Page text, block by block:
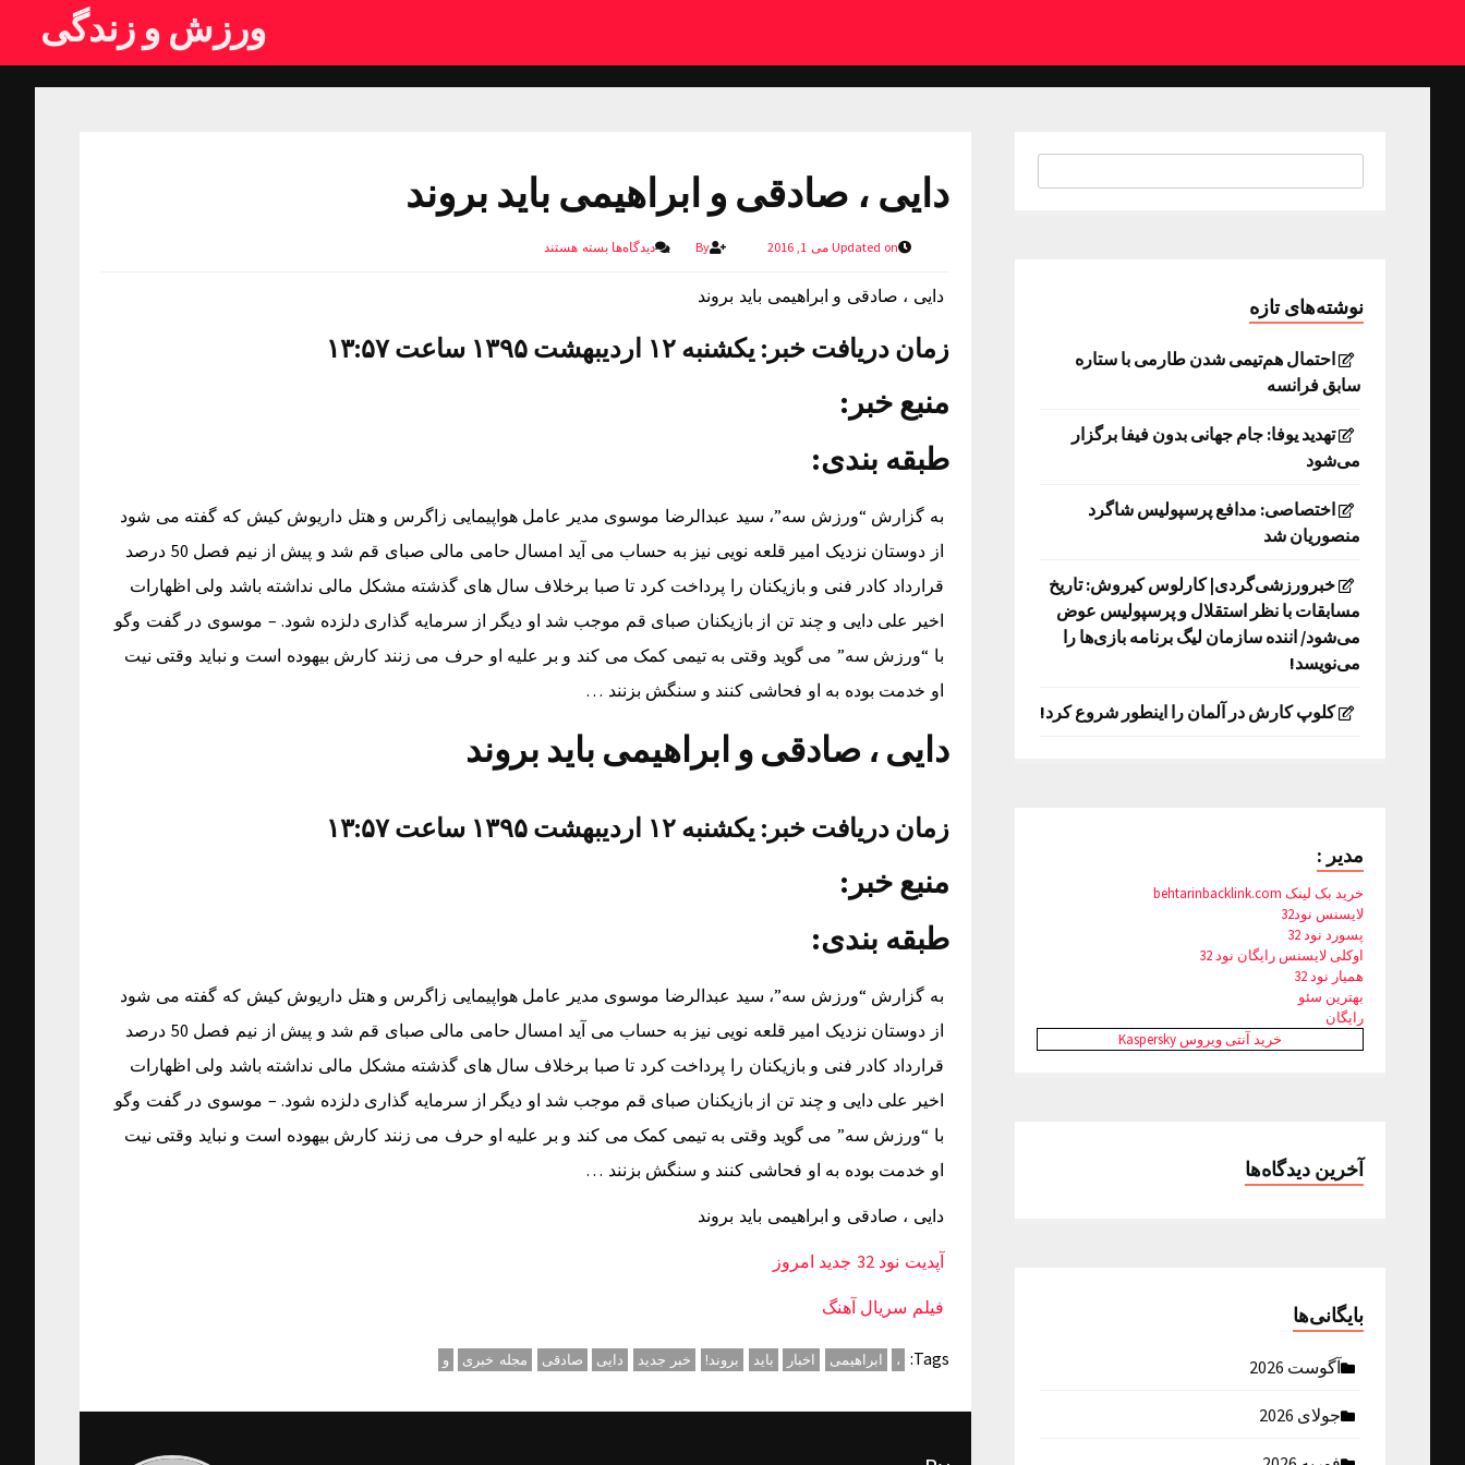
ورزش و زندگی
دایی ، صادقی و ابراهیمی باید بروند
Updated on می 1, 2016 By دیدگاه‌هابسته هستند
دایی ، صادقی و ابراهیمی باید بروند
زمان دریافت خبر: یکشنبه ۱۲ اردیبهشت ۱۳۹۵ ساعت ۱۳:۵۷
منبع خبر:
طبقه بندی:
به گزارش “ورزش سه”، سید عبدالرضا موسوی مدیر عامل هواپیمایی زاگرس و هتل داریوش کیش که گفته می شود
از دوستان نزدیک امیر قلعه نویی نیز به حساب می آید امسال حامی مالی صبای قم شد و پیش از نیم فصل 50 درصد
قرارداد کادر فنی و بازیکنان را پرداخت کرد تا صبا برخلاف سال های گذشته مشکل مالی نداشته باشد ولی اظهارات
اخیر علی دایی و چند تن از بازیکنان صبای قم موجب شد او دیگر از سرمایه گذاری دلزده شود. – موسوی در گفت وگو
با “ورزش سه” می گوید وقتی به تیمی کمک می کند و بر علیه او حرف می زنند کارش بیهوده است و نباید وقتی نیت
او خدمت بوده به او فحاشی کنند و سنگش بزنند …
دایی ، صادقی و ابراهیمی باید بروند
زمان دریافت خبر: یکشنبه ۱۲ اردیبهشت ۱۳۹۵ ساعت ۱۳:۵۷
منبع خبر:
طبقه بندی:
به گزارش “ورزش سه”، سید عبدالرضا موسوی مدیر عامل هواپیمایی زاگرس و هتل داریوش کیش که گفته می شود
از دوستان نزدیک امیر قلعه نویی نیز به حساب می آید امسال حامی مالی صبای قم شد و پیش از نیم فصل 50 درصد
قرارداد کادر فنی و بازیکنان را پرداخت کرد تا صبا برخلاف سال های گذشته مشکل مالی نداشته باشد ولی اظهارات
اخیر علی دایی و چند تن از بازیکنان صبای قم موجب شد او دیگر از سرمایه گذاری دلزده شود. – موسوی در گفت وگو
با “ورزش سه” می گوید وقتی به تیمی کمک می کند و بر علیه او حرف می زنند کارش بیهوده است و نباید وقتی نیت
او خدمت بوده به او فحاشی کنند و سنگش بزنند …
دایی ، صادقی و ابراهیمی باید بروند
آپدیت نود 32 جدید امروز
فیلم سریال آهنگ
Tags: ، ابراهیمی اخبار باید بروند! خبر جدید دایی صادقی مجله خبری و
نوشته‌های تازه
احتمال هم‌تیمی شدن طارمی با ستاره
سابق فرانسه
تهدید یوفا: جام جهانی بدون فیفا برگزار
می‌شود
اختصاصی: مدافع پرسپولیس شاگرد
منصوریان شد
خبرورزشی‌گردی| کارلوس کیروش: تاریخ
مسابقات با نظر استقلال و پرسپولیس عوض
می‌شود/ اننده سازمان لیگ برنامه بازی‌ها را
می‌نویسد!
کلوپ کارش در آلمان را اینطور شروع کرد!
مدیر :
خرید بک لینک behtarinbacklink.com
لایسنس نود32
پسورد نود 32
اوکلی لایسنس رایگان نود 32
همیار نود 32
بهترین سئو
رایگان
خرید آنتی ویروس Kaspersky
آخرین دیدگاه‌ها
بایگانی‌ها
آگوست 2026
جولای 2026